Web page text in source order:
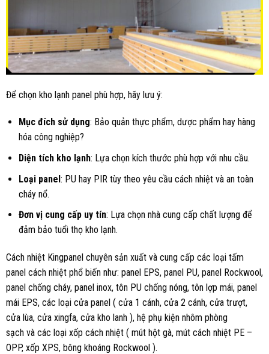
Để chọn kho lạnh panel phù hợp, hãy lưu ý:
Mục đích sử dụng: Bảo quản thực phẩm, dược phẩm hay hàng
hóa công nghiệp?
Diện tích kho lạnh: Lựa chọn kích thước phù hợp với nhu cầu.
Loại panel: PU hay PIR tùy theo yêu cầu cách nhiệt và an toàn
cháy nổ.
Đơn vị cung cấp uy tín: Lựa chọn nhà cung cấp chất lượng để
đảm bảo tuổi thọ kho lạnh.
Cách nhiệt Kingpanel chuyên sản xuất và cung cấp các loại tấm
panel cách nhiệt phổ biến như: panel EPS, panel PU, panel Rockwool,
panel chống cháy, panel inox, tôn PU chống nóng, tôn lợp mái, panel
mái EPS, các loại cửa panel ( cửa 1 cánh, cửa 2 cánh, cửa trượt,
cửa lùa, cửa xingfa, cửa kho lanh ), hệ phụ kiện nhôm phòng
sạch và các loại xốp cách nhiệt ( mút hột gà, mút cách nhiệt PE –
OPP, xốp XPS, bông khoáng Rockwool ).